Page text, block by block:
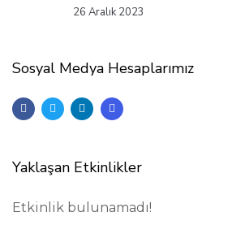
26 Aralık 2023
Sosyal Medya Hesaplarımız
Yaklaşan Etkinlikler
Etkinlik bulunamadı!